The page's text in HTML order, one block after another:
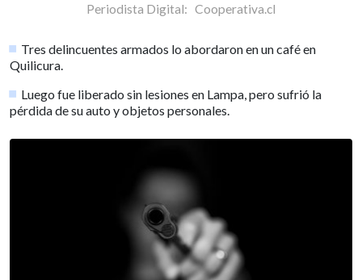
Periodista Digital: Cooperativa.cl
Tres delincuentes armados lo abordaron en un café en
Quilicura.
Luego fue liberado sin lesiones en Lampa, pero sufrió la
pérdida de su auto y objetos personales.